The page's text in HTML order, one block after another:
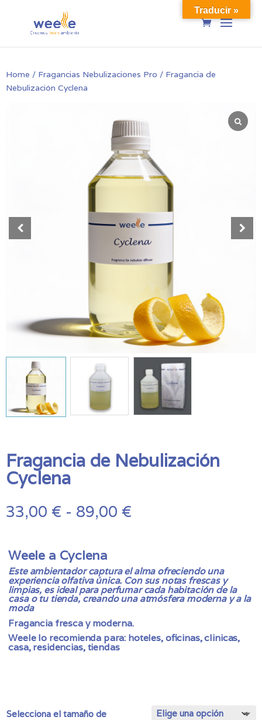
Home / Fragancias Nebulizaciones Pro / Fragancia de
Nebulización Cyclena
Fragancia de Nebulización
Cyclena
33,00 € - 89,00 €
33,00 €
hasta
89,00 €
Weele a Cyclena
Este ambientador captura el alma ofreciendo una
experiencia olfativa única. Con sus notas frescas y
limpias, es ideal para perfumar cada habitación de la
casa o tu tienda, creando una atmósfera moderna y a la
moda
Fragancia fresca y moderna.
Weele lo recomienda para: hoteles, oficinas, clinicas,
casa, residencias, tiendas
Selecciona el tamaño de
Traducir »